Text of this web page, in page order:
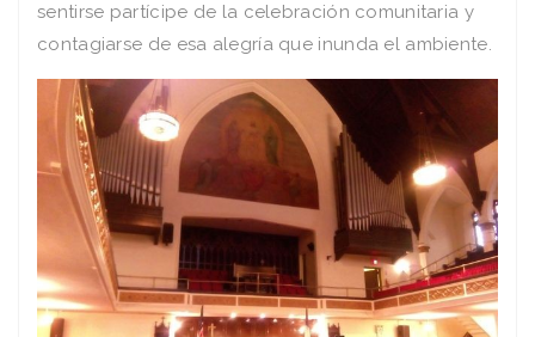
sentirse partícipe de la celebración comunitaria y
contagiarse de esa alegría que inunda el ambiente.